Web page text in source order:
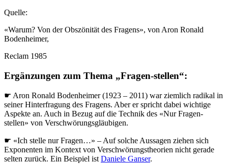
Quelle:
«Warum? Von der Obszönität des Fragens», von Aron Ronald
Bodenheimer,
Reclam 1985
Ergänzungen zum Thema „Fragen-stellen“:
☛ Aron Ronald Bodenheimer (1923 – 2011) war ziemlich radikal in
seiner Hinterfragung des Fragens. Aber er spricht dabei wichtige
Aspekte an. Auch in Bezug auf die Technik des «Nur Fragen-
stellen» von Verschwörungsgläubigen.
☛ «Ich stelle nur Fragen…» – Auf solche Aussagen ziehen sich
Exponenten im Kontext von Verschwörungstheorien nicht gerade
selten zurück. Ein Beispiel ist Daniele Ganser.